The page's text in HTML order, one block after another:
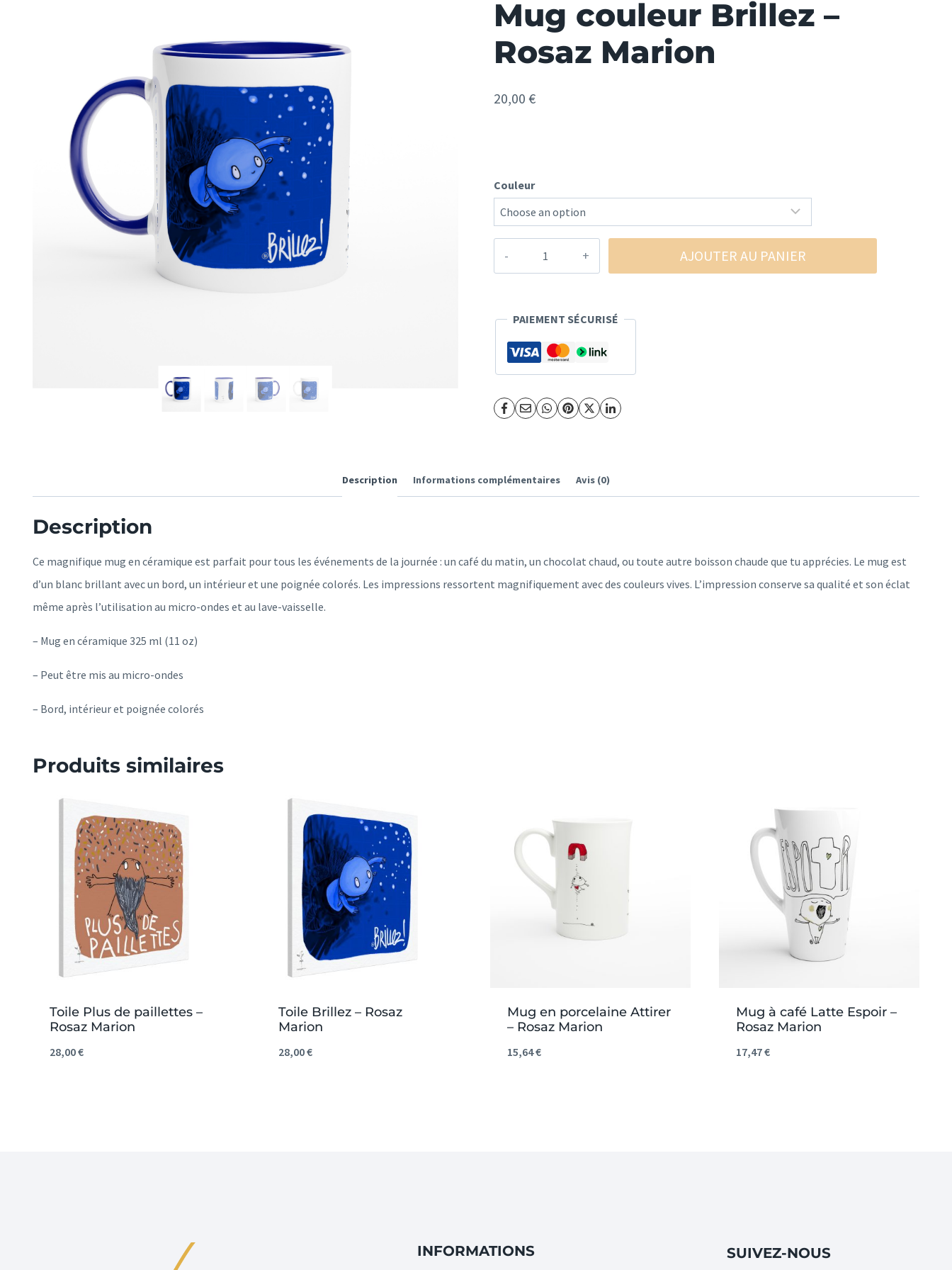
Mug couleur Brillez –
Rosaz Marion
20,00€
Couleur
de
couleur
Brillez
Marion
AJOUTER AU PANIER
PAIEMENT SÉCURISÉ
Description Informations complémentaires Avis (0)
Description
Ce magnifique mug en céramique est parfait pour tous les événements de la journée : un café du matin, un chocolat chaud, ou toute autre boisson chaude que tu apprécies. Le mug est
d’un blanc brillant avec un bord, un intérieur et une poignée colorés. Les impressions ressortent magnifiquement avec des couleurs vives. L’impression conserve sa qualité et son éclat
même après l’utilisation au micro-ondes et au lave-vaisselle.
– Mug en céramique 325 ml (11 oz)
– Peut être mis au micro-ondes
– Bord, intérieur et poignée colorés
Produits similaires
Toile Plus de paillettes –
Rosaz Marion
28,00€
Toile Brillez – Rosaz
Marion
28,00€
Mug en porcelaine Attirer
– Rosaz Marion
15,64€
Mug à café Latte Espoir –
Rosaz Marion
17,47€
INFORMATIONS SUIVEZ-NOUS